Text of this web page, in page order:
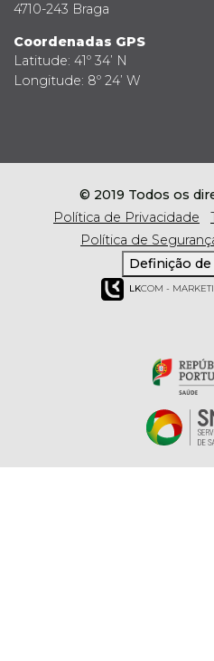
4710-243 Braga
Coordenadas GPS
Latitude: 41º 34’ N
Longitude: 8º 24’ W
© 2019 Todos os
Política de Privacidade
Política de
Definição
LKCOM -